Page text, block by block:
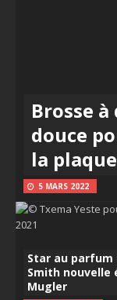
Brosse
douce
la plaque
5 MARS 2022
Star au parfum
Smith nouvelle
Mugler